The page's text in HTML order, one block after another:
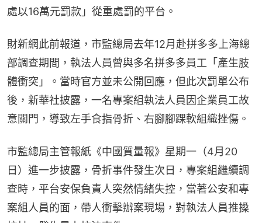
處以16萬元罰款」從重處罰的平台。
財新網此前報道，市監總局去年12月赴拼多多上海總
部調查期間，執法人員曾與多名拼多多員工「產生肢
體衝突」。當時官方並未公開回應，但此次罰單公布
後，新華社披露，一名專案組執法人員因企業員工故
意關門，導致左手食指骨折、右腳腳踝軟組織挫傷。
市監總局主管報紙《中國質量報》星期一（4月20
日）進一步披露，骨折事件發生次日，專案組繼續調
查時，平台安保負責人突然情緒失控，當著公安和專
案組人員的面，帶人衝擊辦案現場，對執法人員推搡